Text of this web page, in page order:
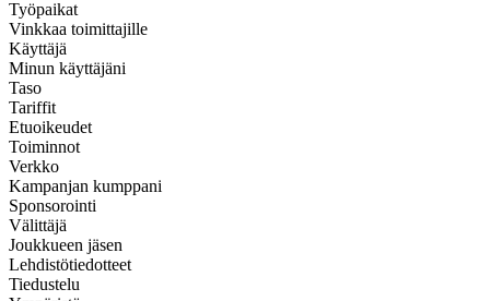
Työpaikat
Vinkkaa toimittajille
Käyttäjä
Minun käyttäjäni
Taso
Tariffit
Etuoikeudet
Toiminnot
Verkko
Kampanjan kumppani
Sponsorointi
Välittäjä
Joukkueen jäsen
Lehdistötiedotteet
Tiedustelu